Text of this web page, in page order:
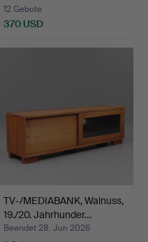
12 Gebote
370 USD
TV-/MEDIABANK, Walnuss,
19./20. Jahrhunder…
Beendet 28. Jun 2026